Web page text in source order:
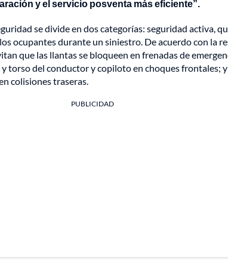
y el servicio posventa más eficiente”.
se divide en dos categorías: seguridad activa,
ocupantes durante un siniestro. De acuerdo con la
que las llantas se bloqueen en frenadas de
torso del conductor y copiloto en choques frontales;
colisiones traseras.
PUBLICIDAD